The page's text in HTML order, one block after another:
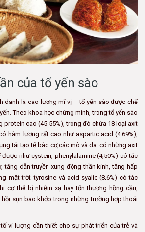
của tổ yến sào
danh là cao lương mĩ vị – tổ yến sào được chế
Theo khoa học chứng minh, trong tổ yến sào
protein cao (45-55%), trong đó chứa 18 loại axit
hàm lượng rất cao như aspartic acid (4,69%),
tái tạo tế bào cơ,các mô và da; có những axit
như cystein, phenylalamine (4,50%) có tác
tăng dẫn truyền xung động thần kinh, tăng hấp
mặt trời; tyrosine và acid syalic (8,6%) có tác
cơ thể bị nhiễm xạ hay tổn thương hồng cầu,
sụn bao khớp trong những trường hợp thoái
tố vi lượng cần thiết cho sự phát triển của trẻ và